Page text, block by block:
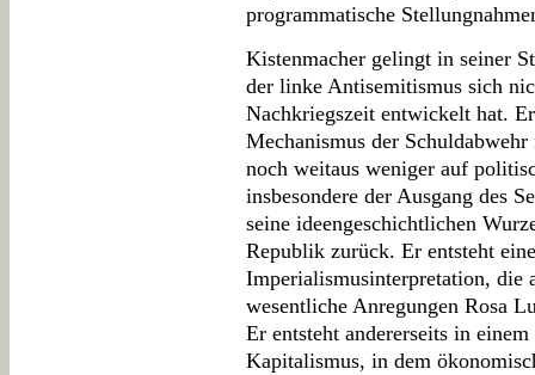
programmatische
Kistenmacher gelingt in seiner
der linke Antisemitismus sich
Nachkriegszeit entwickelt hat.
Mechanismus der
noch weitaus weniger auf
insbesondere der Ausgang des
seine ideengeschichtlichen
Republik zurück. Er entsteht
Imperialismusinterpretation, die
wesentliche Anregungen Rosa
Er entsteht andererseits in
Kapitalismus, in dem